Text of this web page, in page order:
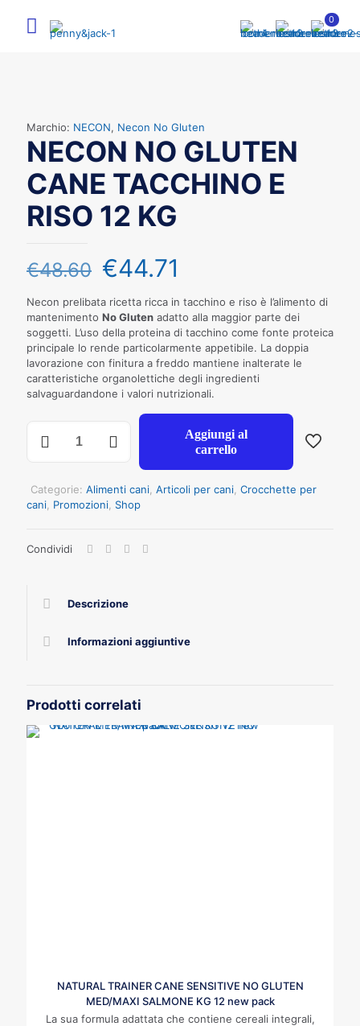
0
Marchio: NECON, Necon No Gluten
NECON NO GLUTEN
CANE TACCHINO E
RISO 12 KG
€48.60 €44.71
Necon prelibata ricetta ricca in tacchino e riso è l’alimento di
mantenimento No Gluten adatto alla maggior parte dei
soggetti. L’uso della proteina di tacchino come fonte proteica
principale lo rende particolarmente appetibile. La doppia
lavorazione con finitura a freddo mantiene inalterate le
caratteristiche organolettiche degli ingredienti
salvaguardandone i valori nutrizionali.
TACCHINO
E
KG
Aggiungi al
carrello
Categorie: Alimenti cani Articoli per cani Crocchette per
cani Promozioni Shop
Condividi
Descrizione
Informazioni aggiuntive
Prodotti correlati
NATURAL TRAINER CANE SENSITIVE NO GLUTEN
MED/MAXI SALMONE KG 12 new pack
La sua formula adattata che contiene cereali integrali,